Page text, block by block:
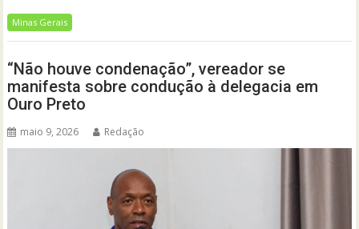
Minas Gerais
“Não houve condenação”, vereador se
manifesta sobre condução à delegacia em
Ouro Preto
maio 9, 2026 Redação